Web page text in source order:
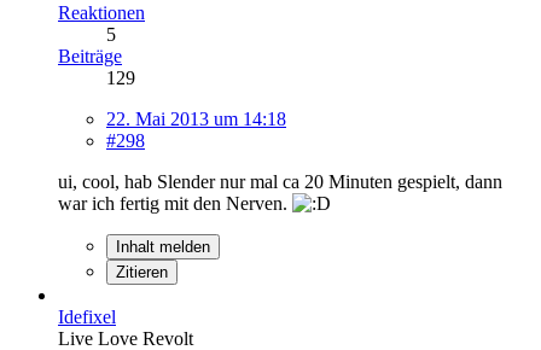
Reaktionen
5
Beiträge
129
22. Mai 2013 um 14:18
#298
ui, cool, hab Slender nur mal ca 20 Minuten gespielt, dann
war ich fertig mit den Nerven.
Inhalt melden
Zitieren
Idefixel
Live Love Revolt